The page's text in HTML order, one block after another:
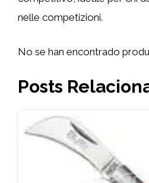
nelle competizioni.
No se han encontrado
Posts